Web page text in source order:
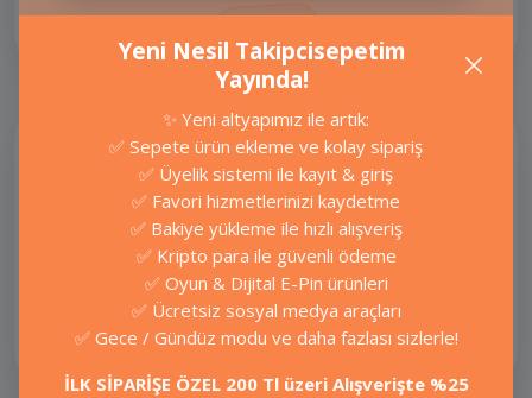
Onlarca Platform,
Yüzlerce Akıllı Servis
Sizi Bekliyor.
Hizmet almak istediğiniz sosyal
medya platformuna tıklayıp
paketleri görüntüleyebilirsiniz.
Instagram
Yeni Nesil Takipcisepetim
Yayında!
✨ Yeni altyapımız ile artık:
✅ Sepete ürün ekleme ve kolay sipariş
✅ Üyelik sistemi ile kayıt & giriş
✅ Favori hizmetlerinizi kaydetme
✅ Bakiye yükleme ile hızlı alışveriş
✅ Kripto para ile güvenli ödeme
✅ Oyun & Dijital E-Pin ürünleri
✅ Ücretsiz sosyal medya araçları
✅ Gece / Gündüz modu ve daha fazlası sizlerle!
İLK SİPARİŞE ÖZEL 200 Tl üzeri Alışverişte %25